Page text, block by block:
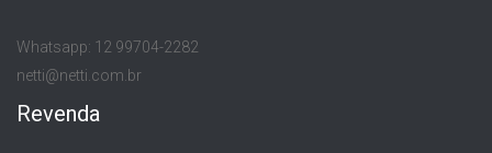
Whatsapp: 12 99704-2282
netti@netti.com.br
Revenda